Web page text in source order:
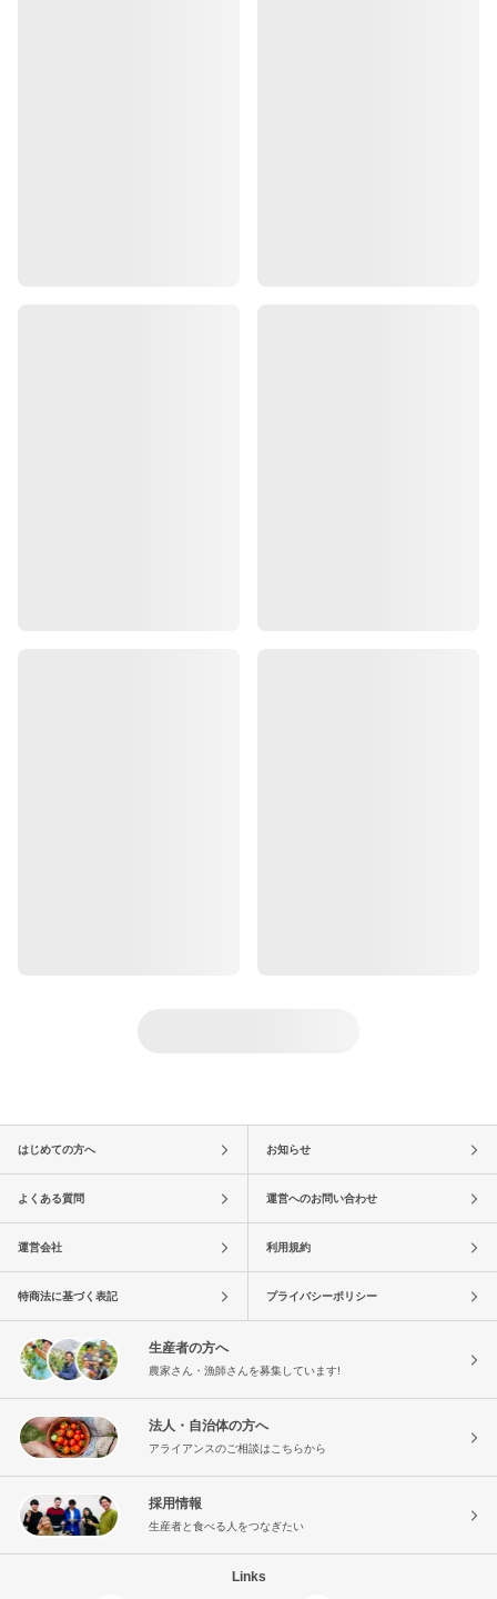
はじめての方へ お知らせ
よくある質問 運営へのお問い合わせ
運営会社 利用規約
特商法に基づく表記 プライバシーポリシー
生産者の方へ
農家さん・漁師さんを募集しています!
法人・自治体の方へ
アライアンスのご相談はこちらから
採用情報
生産者と食べる人をつなぎたい
Links